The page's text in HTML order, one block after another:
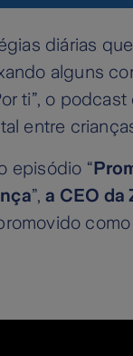
diárias
alguns
ti”, o
entre
episódio “
”,a CEO da